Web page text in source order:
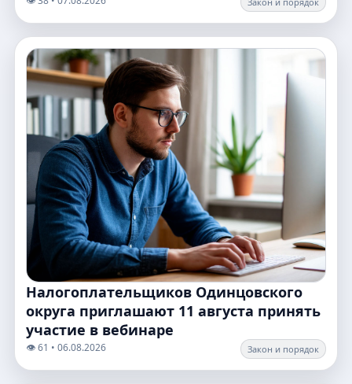
Налогоплательщиков Одинцовского
округа приглашают 11 августа принять
участие в вебинаре
👁️ 61 • 06.08.2026 Закон и порядок